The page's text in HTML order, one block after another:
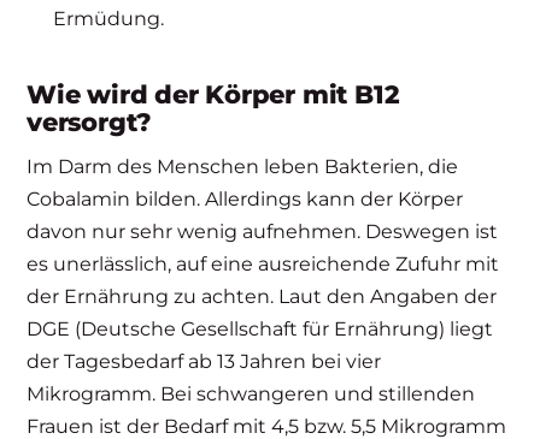
Ermüdung.
Wie wird der Körper mit B12
versorgt?
Im Darm des Menschen leben Bakterien, die
Cobalamin bilden. Allerdings kann der Körper
davon nur sehr wenig aufnehmen. Deswegen ist
es unerlässlich, auf eine ausreichende Zufuhr mit
der Ernährung zu achten. Laut den Angaben der
DGE (Deutsche Gesellschaft für Ernährung) liegt
der Tagesbedarf ab 13 Jahren bei vier
Mikrogramm. Bei schwangeren und stillenden
Frauen ist der Bedarf mit 4,5 bzw. 5,5 Mikrogramm